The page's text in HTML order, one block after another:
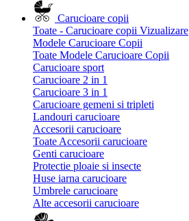
Carucioare copii
Toate - Carucioare copii Vizualizare
Modele Carucioare Copii
Toate Modele Carucioare Copii
Carucioare sport
Carucioare 2 in 1
Carucioare 3 in 1
Carucioare gemeni si tripleti
Landouri carucioare
Accesorii carucioare
Toate Accesorii carucioare
Genti carucioare
Protectie ploaie si insecte
Huse iarna carucioare
Umbrele carucioare
Alte accesorii carucioare